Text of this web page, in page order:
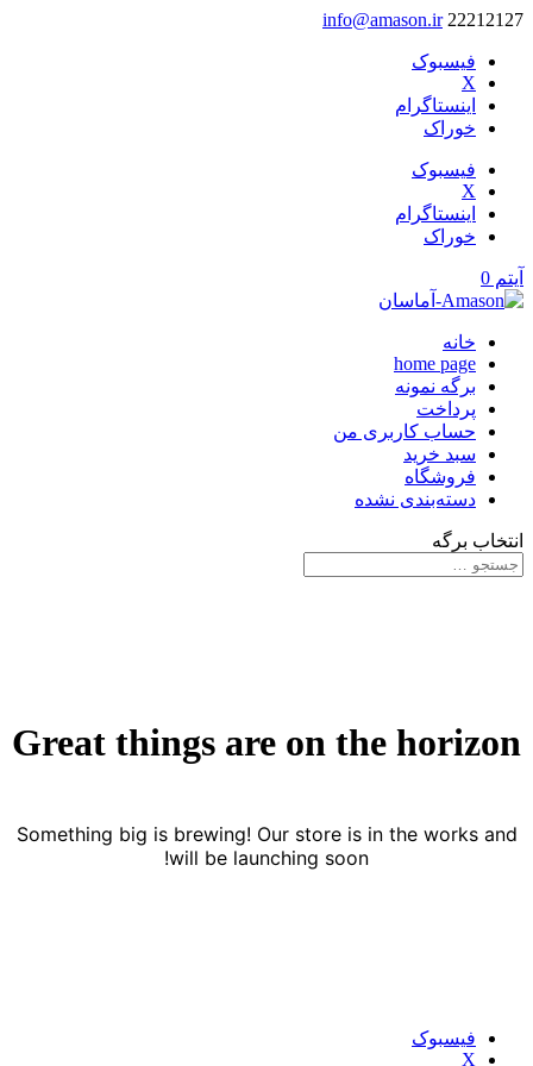
22212127
info@amason.ir
فیسبوک
X
اینستاگرام
خوراک
فیسبوک
X
اینستاگرام
خوراک
آیتم 0
خانه
home page
برگه نمونه
پرداخت
حساب کاربری من
سبد خرید
فروشگاه
دسته‌بندی نشده
انتخاب برگه
Great things are on the horizon
Something big is brewing! Our store is in the works and
will be launching soon!
فیسبوک
X